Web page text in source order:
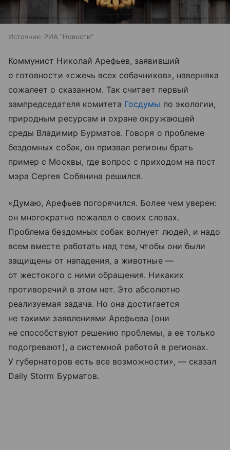
Источник: РИА "Новости"
Коммунист Николай Арефьев, заявивший
о готовности «сжечь всех собачников», наверняка
сожалеет о сказанном. Так считает первый
зампредседателя комитета Госдумы по экологии,
природным ресурсам и охране окружающей
среды Владимир Бурматов. Говоря о проблеме
бездомных собак, он призвал регионы брать
пример с Москвы, где вопрос с приходом на пост
мэра Сергея Собянина решился.
«Думаю, Арефьев погорячился. Более чем уверен:
он многократно пожалел о своих словах.
Проблема бездомных собак волнует людей, и надо
всем вместе работать над тем, чтобы они были
защищены от нападения, а животные —
от жестокого с ними обращения. Никаких
противоречий в этом нет. Это абсолютно
реализуемая задача. Но она достигается
не такими заявлениями Арефьева (они
не способствуют решению проблемы, а ее только
подогревают), а системной работой в регионах.
У губернаторов есть все возможности», — сказал
Daily Storm Бурматов.